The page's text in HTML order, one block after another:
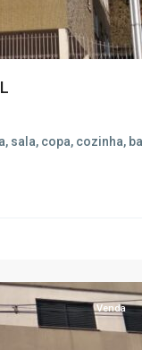
sala, copa, cozinha,
Venda